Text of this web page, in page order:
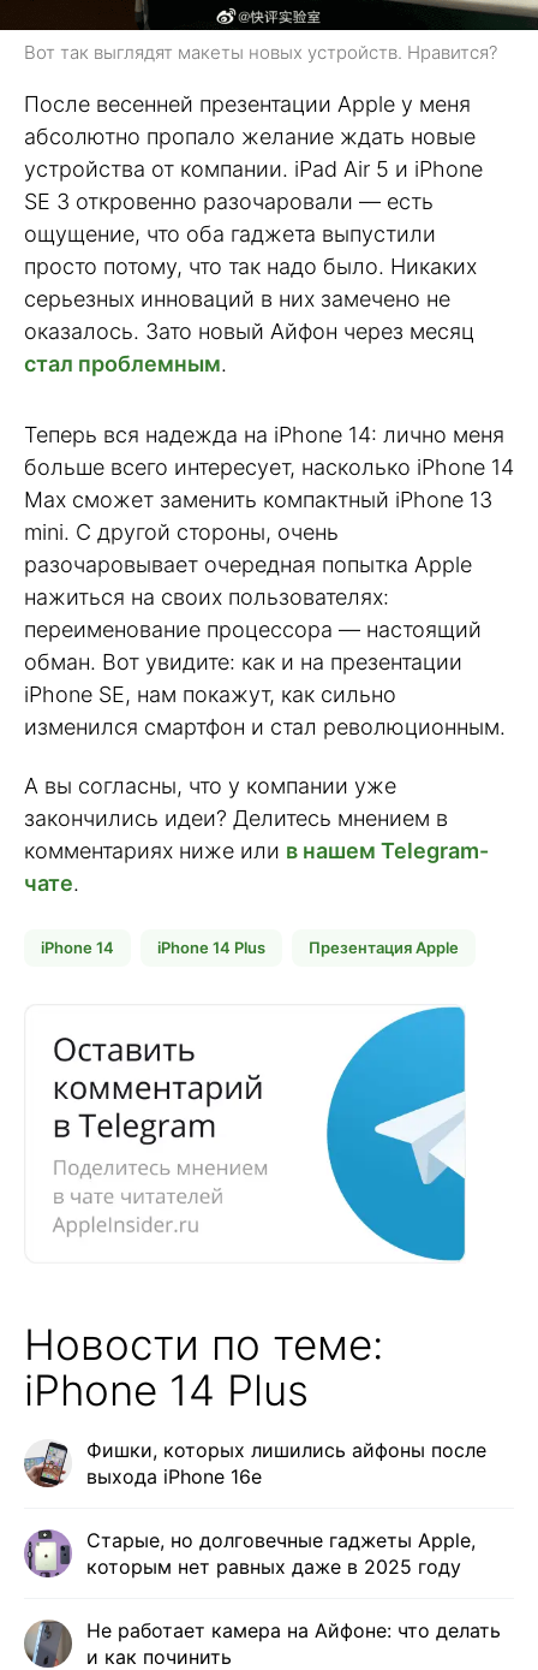
Вот так выглядят макеты новых устройств. Нравится?
После весенней презентации Apple у меня
абсолютно пропало желание ждать новые
устройства от компании. iPad Air 5 и iPhone
SE 3 откровенно разочаровали — есть
ощущение, что оба гаджета выпустили
просто потому, что так надо было. Никаких
серьезных инноваций в них замечено не
оказалось. Зато новый Айфон через месяц
стал проблемным.
Теперь вся надежда на iPhone 14: лично меня
больше всего интересует, насколько iPhone 14
Max сможет заменить компактный iPhone 13
mini. С другой стороны, очень
разочаровывает очередная попытка Apple
нажиться на своих пользователях:
переименование процессора — настоящий
обман. Вот увидите: как и на презентации
iPhone SE, нам покажут, как сильно
изменился смартфон и стал революционным.
А вы согласны, что у компании уже
закончились идеи? Делитесь мнением в
комментариях ниже или в нашем Telegram-
чате.
iPhone 14 iPhone 14 Plus Презентация Apple
Новости по теме:
iPhone 14 Plus
Фишки, которых лишились айфоны после
выхода iPhone 16e
Старые, но долговечные гаджеты Apple,
которым нет равных даже в 2025 году
Не работает камера на Айфоне: что делать
и как починить